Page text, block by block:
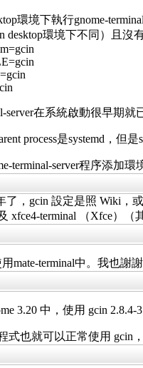
環境下執行gnome-
desktop環境下不同）且沒有
server在系統啟動很早期就
process是systemd，但
terminal-server程序添加
，gcin 設定是照 Wiki，
xfce4-terminal （Xfce）
mate-terminal中。我也謝
3.20 中，使用 gcin 2.8.4-
式也就可以正常使用 gcin